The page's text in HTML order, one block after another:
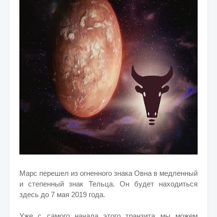
Марс перешел из огненного знака Овна в медленный
и степенный знак Тельца. Он будет находиться
здесь до 7 мая 2019 года.